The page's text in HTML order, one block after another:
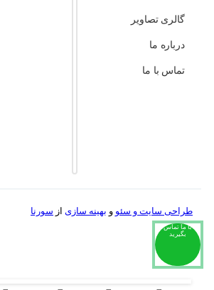
با ما تماس
بگیرید
گالری تصاویر
درباره ما
تماس با ما
طراحی سایت و سئوو بهینه سازی از سورنا